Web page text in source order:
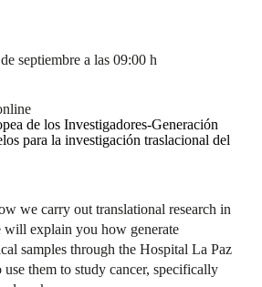
septiembre a las 09:00 h
de los Investigadores-Generación
para la investigación traslacional del
we carry out translational research in
will explain you how generate
samples through the Hospital La Paz
them to study cancer, specifically